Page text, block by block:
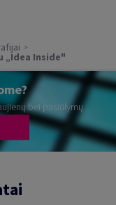
„Idea Inside"
bei pasiūlymų